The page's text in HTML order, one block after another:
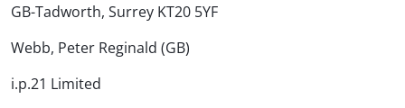
GB-Tadworth, Surrey KT20 5YF
Webb, Peter Reginald (GB)
i.p.21 Limited